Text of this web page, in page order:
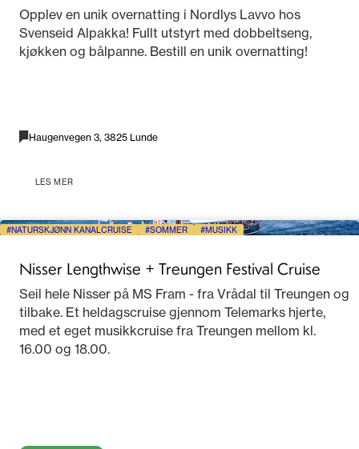
Opplev en unik overnatting i Nordlys Lavvo hos
Svenseid Alpakka! Fullt utstyrt med dobbeltseng,
kjøkken og bålpanne. Bestill en unik overnatting!
Haugenvegen 3, 3825 Lunde
LES MER
NATURSKJØNN KANALCRUISE SOMMER MUSIKK
Nisser Lengthwise + Treungen Festival Cruise
Seil hele Nisser på MS Fram - fra Vrådal til Treungen og
tilbake. Et heldagscruise gjennom Telemarks hjerte,
med et eget musikkcruise fra Treungen mellom kl.
16.00 og 18.00.